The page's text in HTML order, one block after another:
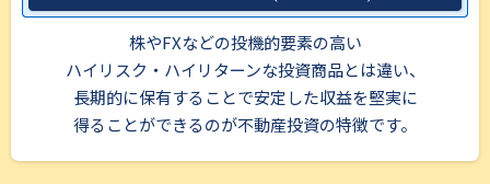
株やFXなどの投機的要素の高い
ハイリスク・ハイリターンな投資商品とは違い、
長期的に保有することで安定した収益を堅実に
得ることができるのが不動産投資の特徴です。